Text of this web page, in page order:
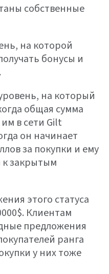
собственные
на которой
бонусы и
на который
общая сумма
в сети Gilt
он начинает
за покупки и ему
к закрытым
этого статуса
Клиентам
предложения
ранга
у них тоже